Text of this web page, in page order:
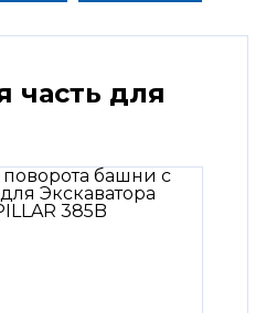
часть для